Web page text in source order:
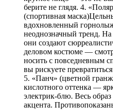
берите не глядя. 4.
(спортивная
вдохновленный
неоднозначный тренд.
они создают
деловом костюме —
носить с повседневным
вы рискуете
5. «Панч» (цветной
кислотного оттенка —
электрик-блю. Весь образ
акцента.